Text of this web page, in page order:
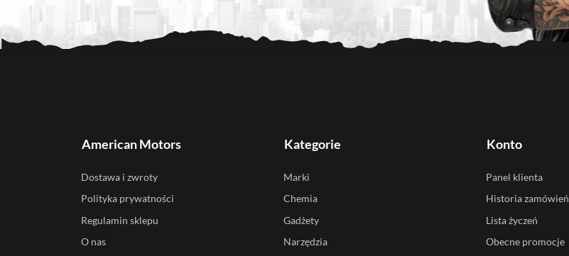
American Motors
Dostawa i zwroty
Polityka prywatności
Regulamin sklepu
O nas
Kategorie
Marki
Chemia
Gadżety
Narzędzia
Konto
Panel klienta
Historia zamówień
Lista życzeń
Obecne promocje